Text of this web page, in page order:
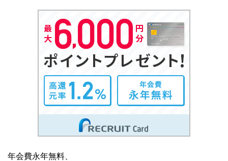
年会費永年無料、